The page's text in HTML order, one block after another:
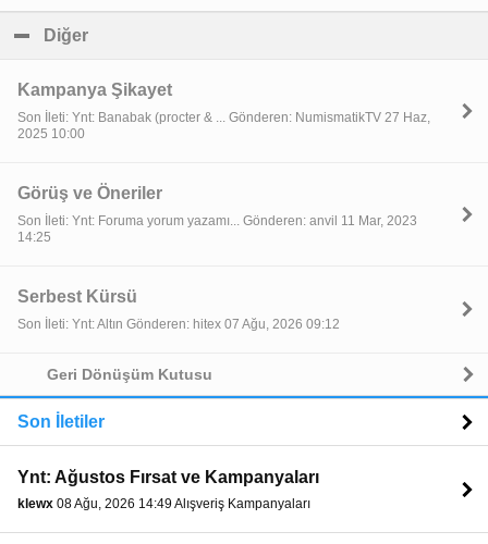
Diğer
Kampanya Şikayet
Son İleti: Ynt: Banabak (procter & ... Gönderen: NumismatikTV 27 Haz,
2025 10:00
Görüş ve Öneriler
Son İleti: Ynt: Foruma yorum yazamı... Gönderen: anvil 11 Mar, 2023
14:25
Serbest Kürsü
Son İleti: Ynt: Altın Gönderen: hitex 07 Ağu, 2026 09:12
Geri Dönüşüm Kutusu
Son İletiler
Ynt: Ağustos Fırsat ve Kampanyaları
klewx 08 Ağu, 2026 14:49 Alışveriş Kampanyaları